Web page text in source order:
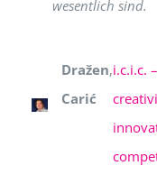
wesentlich sind.
Dražen
Carić
,i.c.i.c.